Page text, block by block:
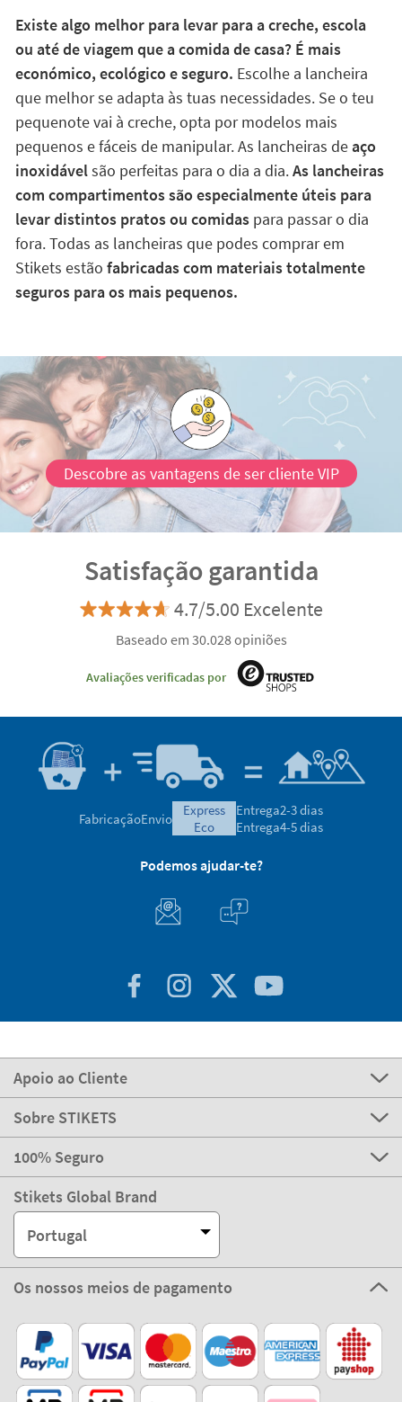
Existe algo melhor para levar para a creche, escola
ou até de viagem que a comida de casa? É mais
económico, ecológico e seguro. Escolhe a lancheira
que melhor se adapta às tuas necessidades. Se o teu
pequenote vai à creche, opta por modelos mais
pequenos e fáceis de manipular. As lancheiras deaço
inoxidávelsão perfeitas para o dia a dia.As lancheiras
com compartimentos são especialmente úteis para
levar distintos pratos ou comidaspara passar o dia
fora. Todas as lancheiras que podes comprar em
Stikets estão fabricadas com materiais totalmente
seguros para os mais pequenos.
Descobre as vantagens de ser cliente VIP
Satisfação garantida
4.7/5.00 Excelente
Baseado em 30.028 opiniões
Avaliações verificadas por
FabricaçãoEnvio
express
eco
Entrega2-3 dias
Entrega4-5 dias
Podemos ajudar-te?
Apoio ao Cliente
Sobre STIKETS
100% Seguro
Stikets Global Brand
Portugal
Os nossos meios de pagamento